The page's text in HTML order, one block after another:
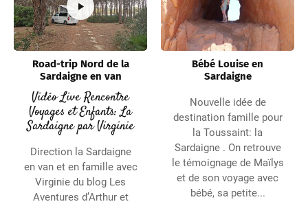
Road-trip Nord de la
Sardaigne en van
Vidéo Live Rencontre
Voyages et Enfants: La
Sardaigne par Virginie
Direction la Sardaigne
en van et en famille avec
Virginie du blog Les
Aventures d’Arthur et
Bébé Louise en
Sardaigne
Nouvelle idée de
destination famille pour
la Toussaint: la
Sardaigne . On retrouve
le témoignage de Maïlys
et de son voyage avec
bébé, sa petite...